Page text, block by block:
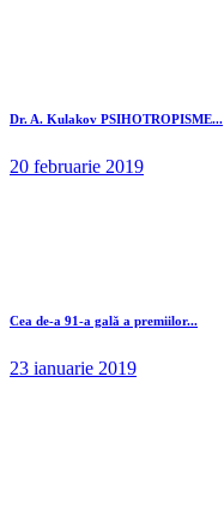
Dr. A. Kulakov PSIHOTROPISME...
20 februarie 2019
Cea de-a 91-a gală a premiilor...
23 ianuarie 2019